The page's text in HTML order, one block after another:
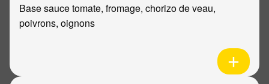
Base sauce tomate, fromage, chorizo de veau,
poivrons, oignons